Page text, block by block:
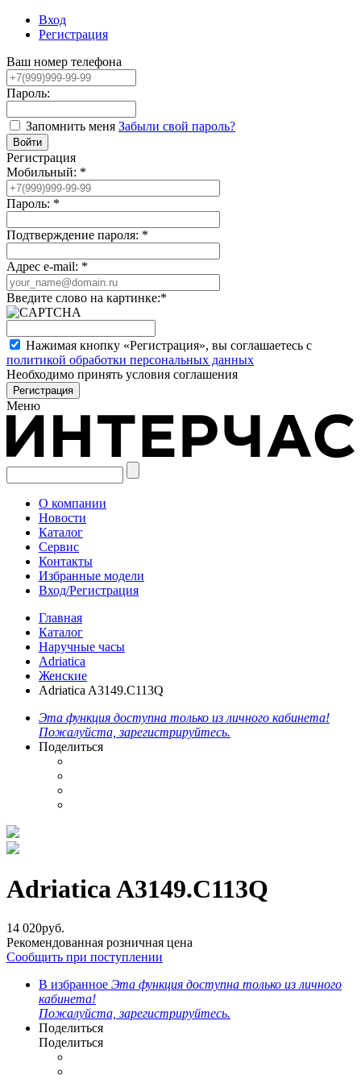
Вход
Регистрация
Ваш номер телефона
Пароль:
Запомнить меня Забыли свой пароль?
Регистрация
Мобильный: *
Пароль: *
Подтверждение пароля: *
Адрес e-mail: *
Введите слово на картинке:*
Нажимая кнопку «Регистрация», вы соглашаетесь с
политикой обработки персональных данных
Необходимо принять условия соглашения
Меню
О компании
Новости
Каталог
Сервис
Контакты
Избранные модели
Вход/Регистрация
Главная
Каталог
Наручные часы
Adriatica
Женские
Adriatica A3149.C113Q
Эта функция доступна только из личного кабинета!
Пожалуйста, зарегистрируйтесь.
Поделиться
Adriatica A3149.C113Q
14 020руб.
Рекомендованная розничная цена
Сообщить при поступлении
В избранное Эта функция доступна только из личного
кабинета!
Пожалуйста, зарегистрируйтесь.
Поделиться
Поделиться